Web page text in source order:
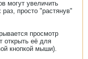
могут увеличить
просто "растянув"
просмотр
открыть её для
кнопкой мыши).